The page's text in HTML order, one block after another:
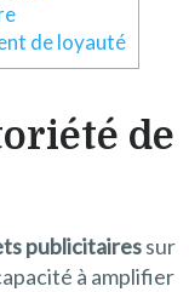
de loyauté
de
publicitairessur
à amplifier